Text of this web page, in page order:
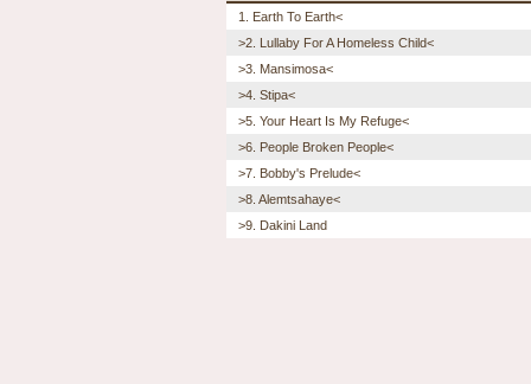
1. Earth To Earth<
>2. Lullaby For A Homeless Child<
>3. Mansimosa<
>4. Stipa<
>5. Your Heart Is My Refuge<
>6. People Broken People<
>7. Bobby's Prelude<
>8. Alemtsahaye<
>9. Dakini Land